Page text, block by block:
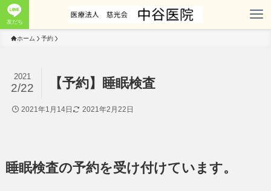
友だち
ホーム 予約
【予約】睡眠検査
2021
2/22
2021年1月14日 2021年2月22日
睡眠検査の予約を受け付けています。